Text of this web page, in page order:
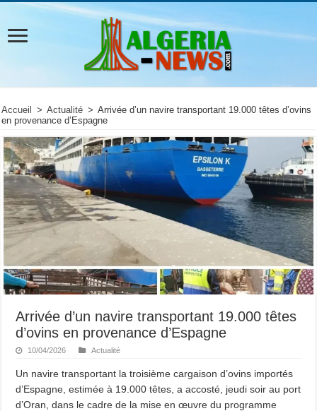
Accueil > Actualité > Arrivée d’un navire transportant 19.000 têtes d’ovins
en provenance d’Espagne
Arrivée d’un navire transportant 19.000 têtes
d’ovins en provenance d’Espagne
10/04/2026 Actualité
Un navire transportant la troisième cargaison d’ovins importés
d’Espagne, estimée à 19.000 têtes, a accosté, jeudi soir au port
d’Oran, dans le cadre de la mise en œuvre du programme